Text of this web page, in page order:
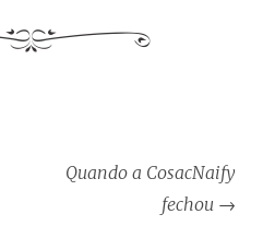
Quando a CosacNaify
fechou →